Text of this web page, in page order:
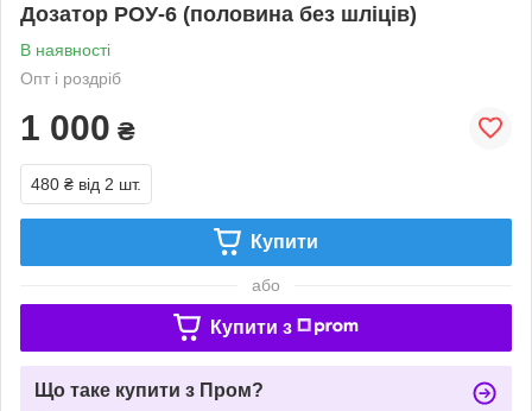
Дозатор РОУ-6 (половина без шліців)
В наявності
Опт і роздріб
1 000 ₴
480 ₴ від 2 шт.
Купити
або
Купити з
Що таке купити з Пром?